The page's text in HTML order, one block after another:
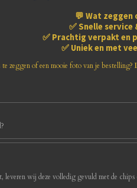
💬 Wat zeggen
✅ Snelle
✅ Prachtig verpakt en
✅ Uniek en met
zeggen of een mooie foto van je bestelling?
wij deze volledig gevuld met de